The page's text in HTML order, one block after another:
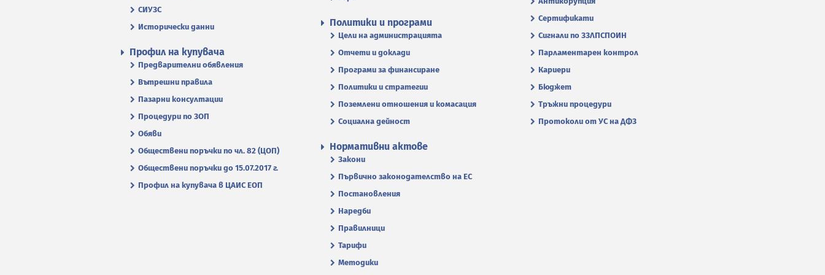
Сертификати
Сигнали по ЗЗЛПСПОИН
Парламентарен контрол
Кариери
Бюджет
Тръжни процедури
Протоколи от УС на ДФЗ
СИУЗС
Исторически данни
Политики и програми
Цели на администрацията
Отчети и доклади
Програми за финансиране
Политики и стратегии
Поземлени отношения и комасация
Социална дейност
Профил на купувача
Предварителни обявления
Вътрешни правила
Пазарни консултации
Процедури по ЗОП
Обяви
Обществени поръчки по чл. 82 (ЦОП)
Обществени поръчки до 15.07.2017 г.
Профил на купувача в ЦАИС ЕОП
Нормативни актове
Закони
Първично законодателство на ЕС
Постановления
Наредби
Правилници
Тарифи
Методики